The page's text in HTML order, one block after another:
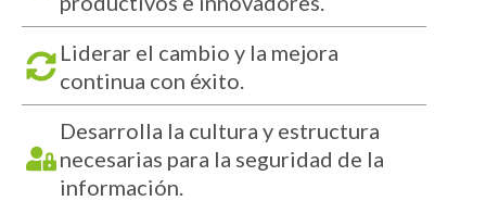
Liderar el cambio y la mejora
continua con éxito.
Desarrolla la cultura y estructura
necesarias para la seguridad de la
información.